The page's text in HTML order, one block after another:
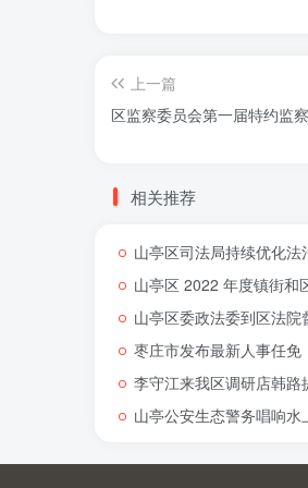
上一篇
区监察委员会第一届特约监
相关推荐
山亭区司法局持续优化
山亭区 2022 年度镇街和
山亭区委政法委到区法院
枣庄市发布最新人事任免
李守江来我区调研店韩
山亭公安生态警务唱响水